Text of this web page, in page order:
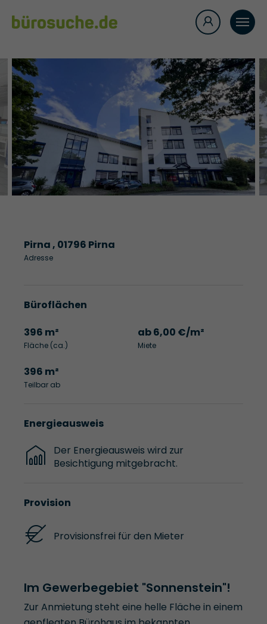
Pirna , 01796 Pirna
Adresse
Büroflächen
396 m²
Fläche (ca.)
ab 6,00 €/m²
Miete
396 m²
Teilbar ab
Energieausweis
Der Energieausweis wird zur
Besichtigung mitgebracht.
Provision
Provisionsfrei für den Mieter
Im Gewerbegebiet "Sonnenstein"!
Zur Anmietung steht eine helle Fläche in einem